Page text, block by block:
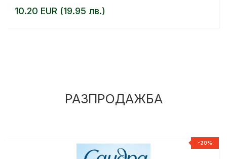
10.20 EUR (19.95 лв.)
РАЗПРОДАЖБА
-20%